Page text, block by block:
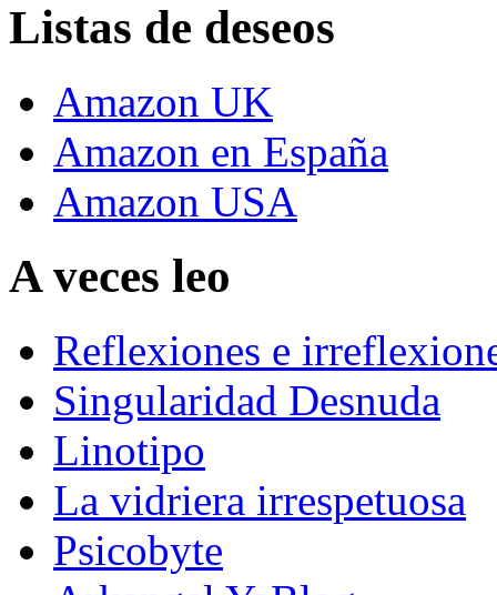
Listas de deseos
Amazon UK
Amazon en España
Amazon USA
A veces leo
Reflexiones e
Singularidad Desnuda
Linotipo
La vidriera irrespetuosa
Psicobyte